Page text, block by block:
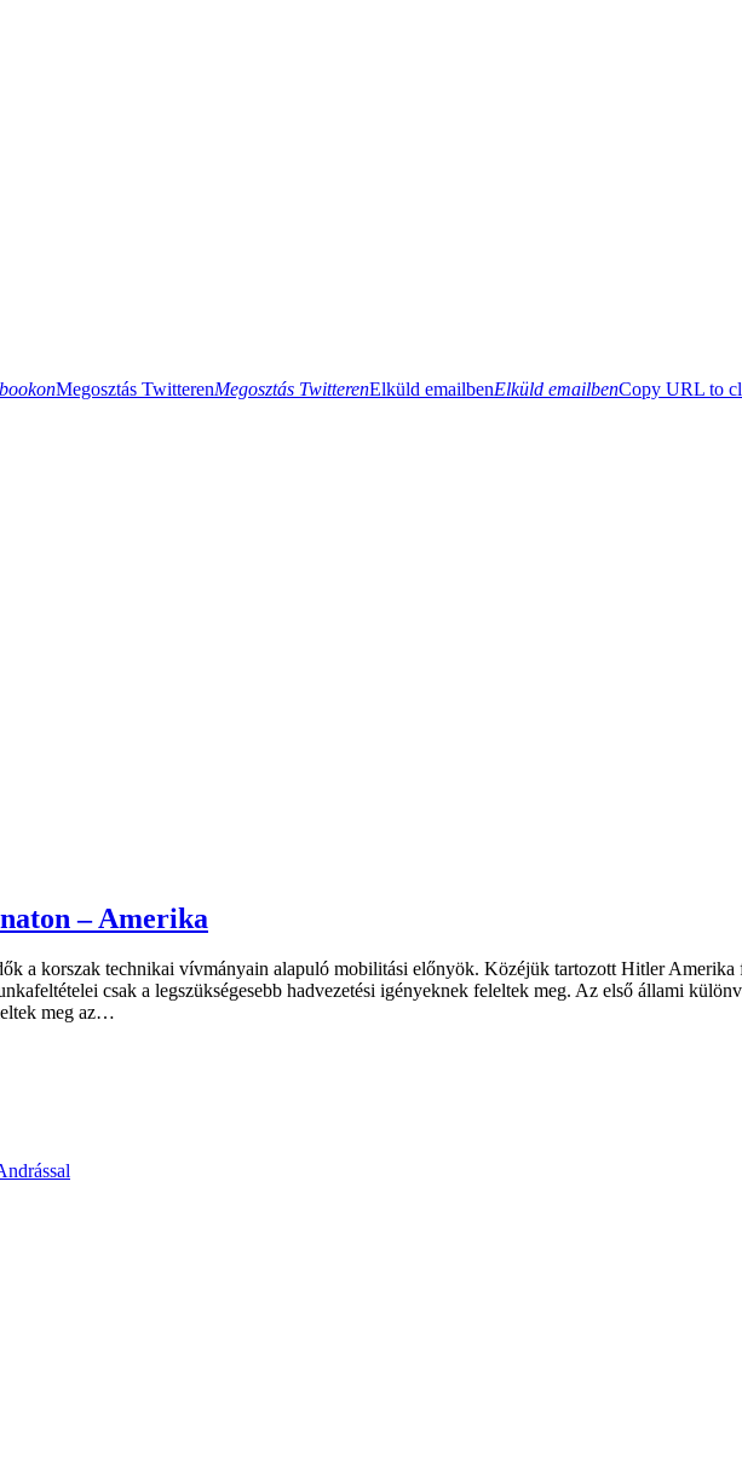
Megosztás TwitterenMegosztás TwitterenElküld emailbenElküld emailbenCopy URL to
– Amerika
a korszak technikai vívmányain alapuló mobilitási előnyök. Közéjük tartozott Hitler Amerika
csak a legszükségesebb hadvezetési igényeknek feleltek meg. Az első állami
meg az…